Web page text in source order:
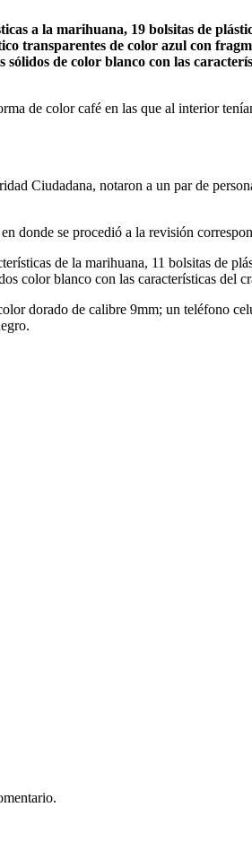
a la marihuana, 19 bolsitas de
transparentes de color azul con
de color blanco con las
de color café en las que al interior
Ciudadana, notaron a un par de
donde se procedió a la revisión
de la marihuana, 11 bolsitas de
color blanco con las características del
dorado de calibre 9mm; un teléfono